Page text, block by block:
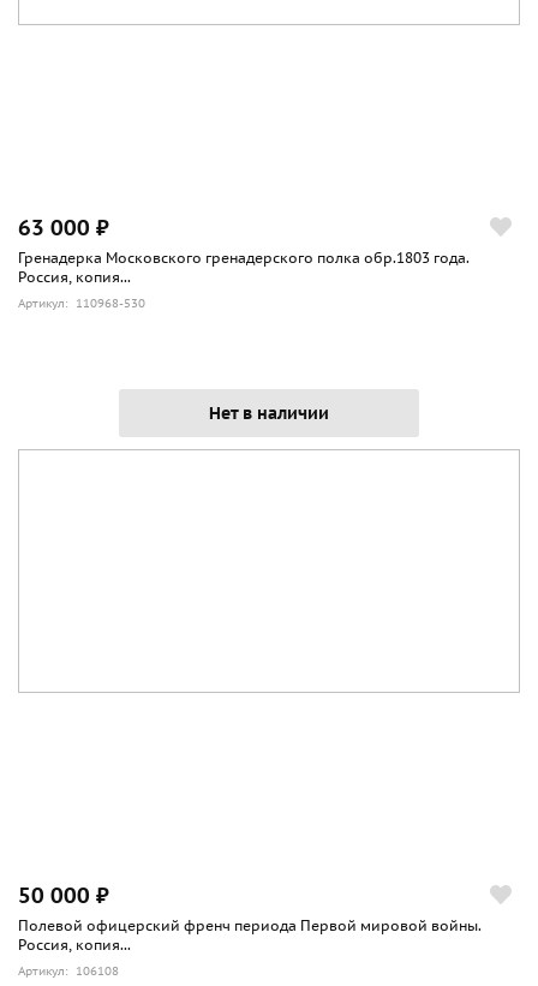
63 000 ₽
Гренадерка Московского гренадерского полка обр.1803 года.
Россия, копия...
Артикул: 110968-530
Нет в наличии
50 000 ₽
Полевой офицерский френч периода Первой мировой войны.
Россия, копия...
Артикул: 106108